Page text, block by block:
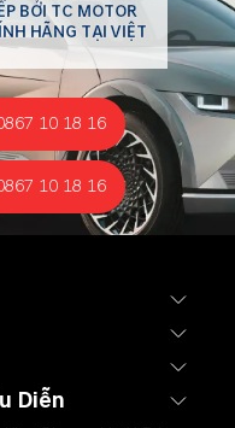
BỞI TC MOTOR
HÃNG TẠI VIỆT
10 18 16
10 18 16
Diễn